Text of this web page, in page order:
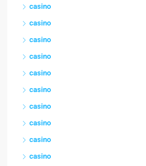
casino
casino
casino
casino
casino
casino
casino
casino
casino
casino